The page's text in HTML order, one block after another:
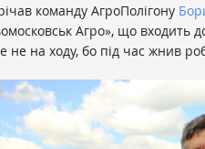
команду АгроПолігону
Агро», що входить
не на ходу, бо під час жнив